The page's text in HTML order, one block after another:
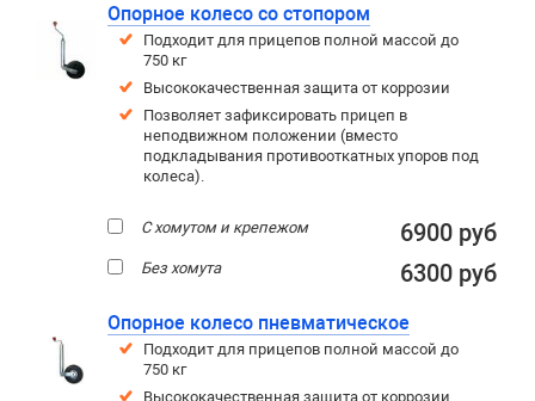
Опорное колесо со стопором
Подходит для прицепов полной массой до
750 кг
Высококачественная защита от коррозии
Позволяет зафиксировать прицеп в
неподвижном положении (вместо
подкладывания противооткатных упоров под
колеса).
С хомутом и крепежом 6900 руб
Без хомута 6300 руб
Опорное колесо пневматическое
Подходит для прицепов полной массой до
750 кг
Высококачественная защита от коррозии